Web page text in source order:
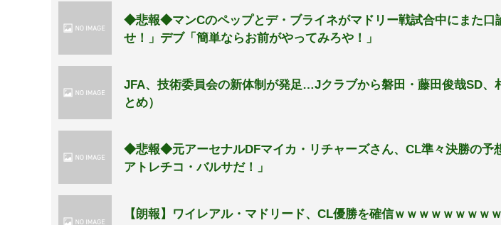
◆悲報◆マンCのペップとデ・ブライネがマドリー戦試合中にまた口
せ！」デブ「簡単ならお前がやってみろや！」
JFA、技術委員会の新体制が発足…Jクラブから磐田・藤田俊哉SD、
とめ）
◆悲報◆元アーセナルDFマイカ・リチャーズさん、CL準々決勝の予
アトレチコ・バルサだ！」
【朗報】ワイレアル・マドリード、CL優勝を確信ｗｗｗｗｗｗｗｗ